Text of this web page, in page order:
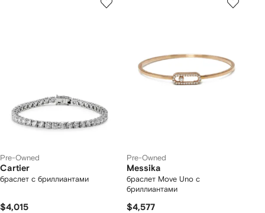
Pre-Owned
Cartier
браслет с бриллиантами
$4,015
Pre-Owned
Messika
браслет Move Uno с
бриллиантами
$4,577